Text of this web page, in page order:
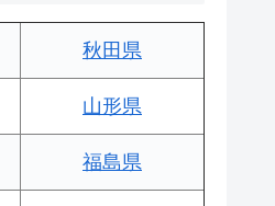
秋田県
山形県
福島県